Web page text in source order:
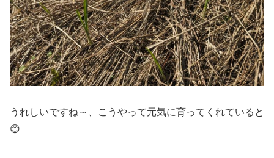
うれしいですね～、こうやって元気に育ってくれていると
😊